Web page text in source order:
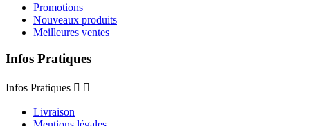
Promotions
Nouveaux produits
Meilleures ventes
Infos Pratiques
Infos Pratiques  
Livraison